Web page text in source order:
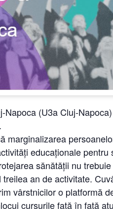
Napoca (U3a Cluj-
marginalizarea
educaționale
sănătății nu
an de activitate.
vârstnicilor o platformă
cursurile față în față